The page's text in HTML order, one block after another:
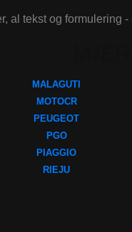
al tekst og formulering
MALAGUTI
MOTOCR
PEUGEOT
PGO
PIAGGIO
RIEJU